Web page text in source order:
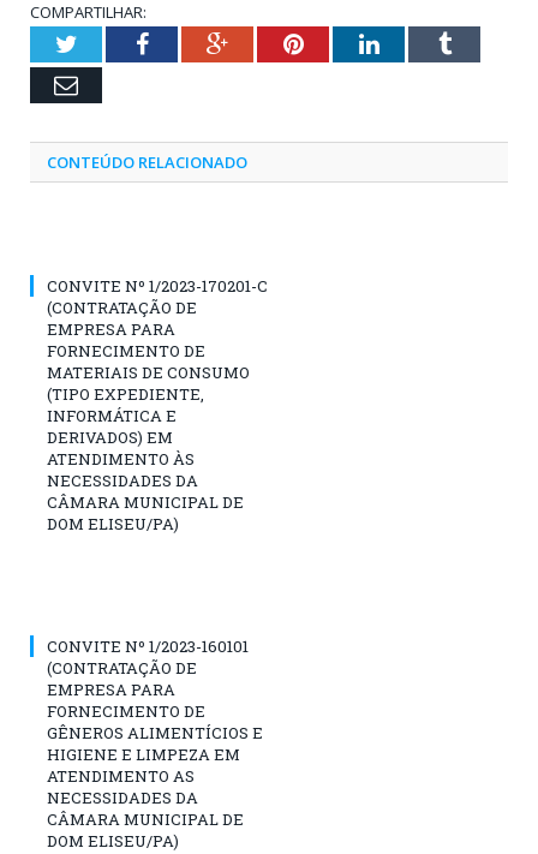
COMPARTILHAR:
TwitterFacebookGoogle+PinterestLinkedInTumblr
Email
CONTEÚDO RELACIONADO
CONVITE Nº 1/2023-170201-C
(CONTRATAÇÃO DE
EMPRESA PARA
FORNECIMENTO DE
MATERIAIS DE CONSUMO
(TIPO EXPEDIENTE,
INFORMÁTICA E
DERIVADOS) EM
ATENDIMENTO ÀS
NECESSIDADES DA
CÂMARA MUNICIPAL DE
DOM ELISEU/PA)
CONVITE Nº 1/2023-160101
(CONTRATAÇÃO DE
EMPRESA PARA
FORNECIMENTO DE
GÊNEROS ALIMENTÍCIOS E
HIGIENE E LIMPEZA EM
ATENDIMENTO AS
NECESSIDADES DA
CÂMARA MUNICIPAL DE
DOM ELISEU/PA)